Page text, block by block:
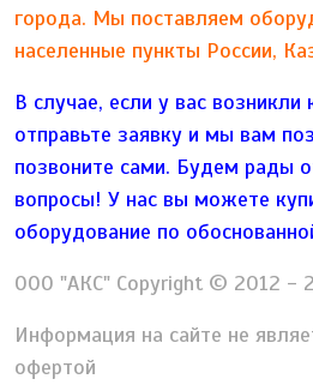
города. Мы поставляем
населенные пункты России,
В случае, если у вас
отправьте заявку и мы вам
позвоните сами. Будем рады
вопросы! У нас вы можете
оборудование по
ООО "АКС" Copyright © 2012 -
Информация на сайте не
офертой